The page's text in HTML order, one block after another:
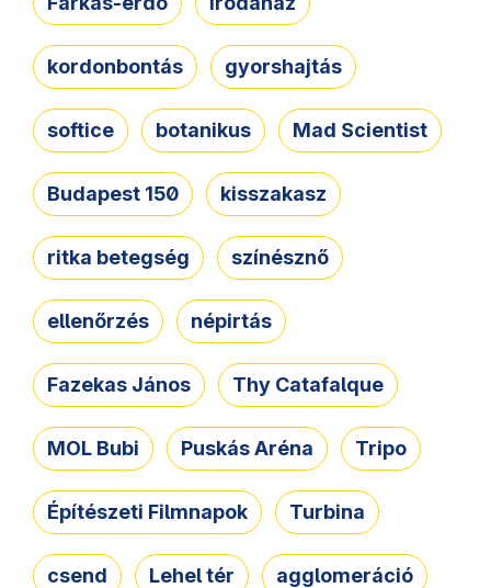
kordonbontás gyorshajtás
softice botanikus Mad Scientist
Budapest 150 kisszakasz
ritka betegség színésznő
ellenőrzés népirtás
Fazekas János Thy Catafalque
MOL Bubi Puskás Aréna Tripo
Építészeti Filmnapok Turbina
csend Lehel tér agglomeráció